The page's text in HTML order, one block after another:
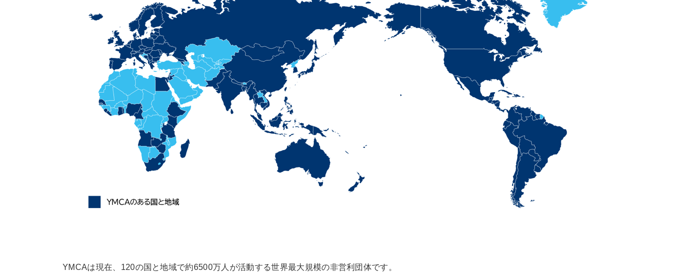
YMCAは現在、120の国と地域で約6500万人が活動する世界最大規模の非営利団体です。